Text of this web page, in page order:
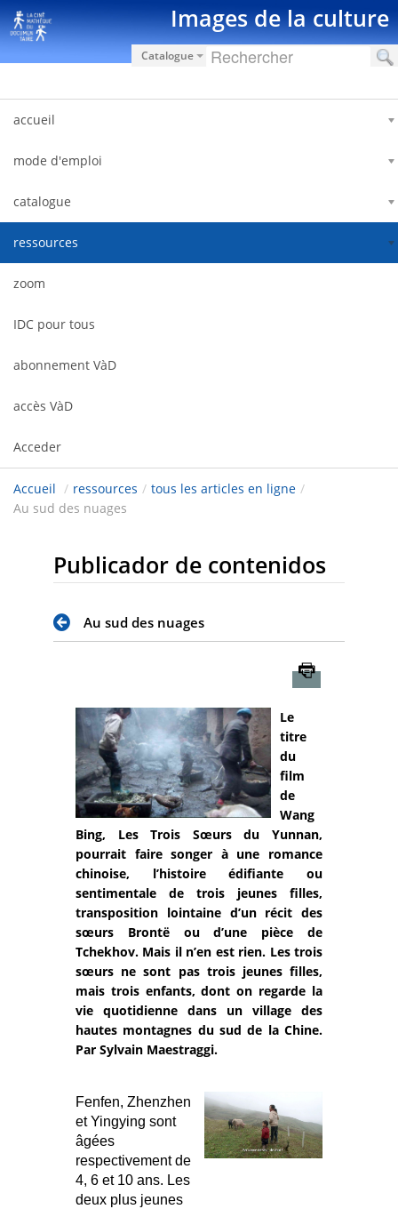
Saltar al contenido Images de la culture
Catalogue
accueil
mode d'emploi
catalogue
ressources
zoom
IDC pour tous
abonnement VàD
accès VàD
Acceder
Accueil / ressources / tous les articles en ligne /
Au sud des nuages
Publicador de contenidos
Au sud des nuages
Le
titre
du
film
de
Wang
Bing, Les Trois Sœurs du Yunnan,
pourrait faire songer à une romance
chinoise, l’histoire édifiante ou
sentimentale de trois jeunes filles,
transposition lointaine d’un récit des
sœurs Brontë ou d’une pièce de
Tchekhov. Mais il n’en est rien. Les trois
sœurs ne sont pas trois jeunes filles,
mais trois enfants, dont on regarde la
vie quotidienne dans un village des
hautes montagnes du sud de la Chine.
Par Sylvain Maestraggi.
Fenfen, Zhenzhen
et Yingying sont
âgées
respectivement de
4, 6 et 10 ans. Les
deux plus jeunes